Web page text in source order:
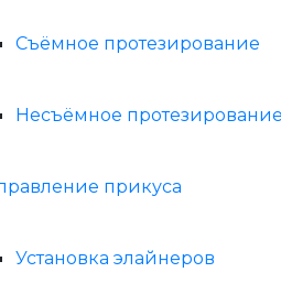
Съёмное протезирование
Несъёмное протезирование
прикуса
Установка элайнеров